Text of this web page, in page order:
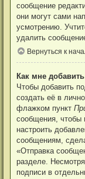
сообщение
они могут сами
усмотрению.
удалить
Вернуться к
Как мне
Чтобы добавить
создать её в
флажком пункт
сообщения, чтобы
настроить
сообщениям,
«Отправка
разделе.
подписи в